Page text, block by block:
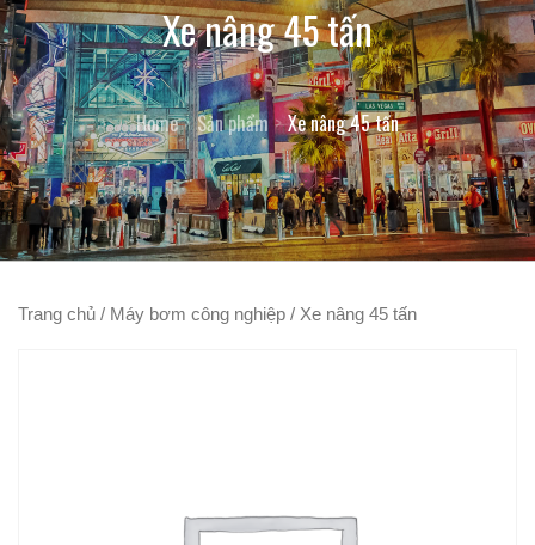
Xe nâng 45 tấn
Home Sản phẩm Xe nâng 45 tấn
Trang chủ / Máy bơm công nghiệp / Xe nâng 45 tấn